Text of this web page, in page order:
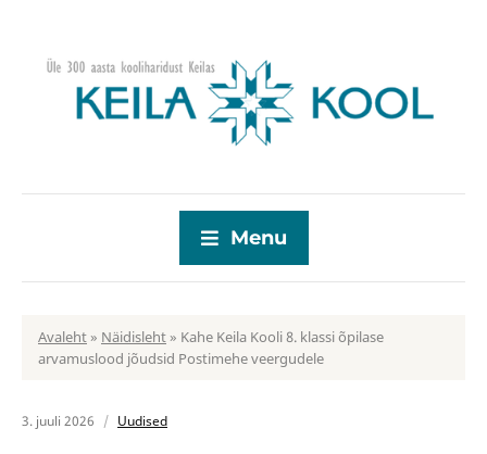
Menu
Avaleht» Näidisleht» Kahe Keila Kooli 8. klassi õpilase
arvamuslood jõudsid Postimehe veergudele
3. juuli 2026 Uudised